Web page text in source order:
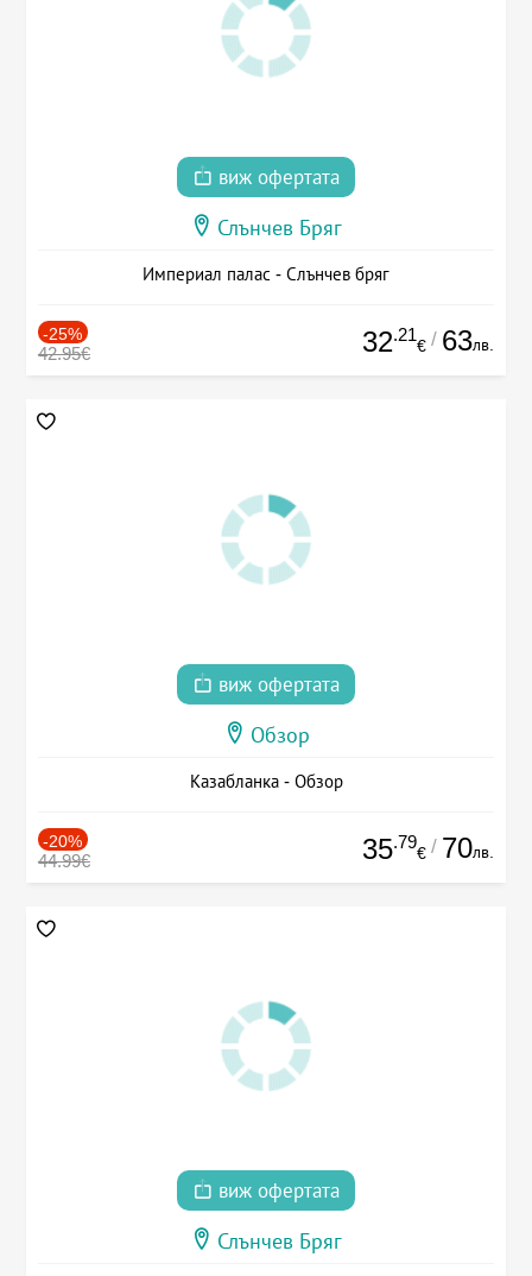
виж офертата
Слънчев Бряг
Империал палас - Слънчев бряг
-25%
42.95€ 32.21
€ / 63лв.
виж офертата
Обзор
Казабланка - Обзор
-20%
44.99€ 35.79
€ / 70лв.
виж офертата
Слънчев Бряг